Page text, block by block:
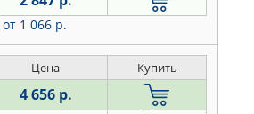
от 1 066 р.
Цена Купить
4 656 р.